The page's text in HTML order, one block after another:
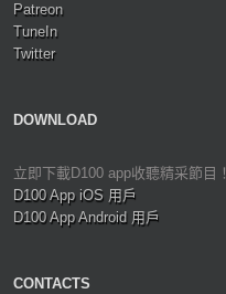
Patreon
TuneIn
Twitter
DOWNLOAD
立即下載D100 app收聽精采節目！
D100 App iOS 用戶
D100 App Android 用戶
CONTACTS